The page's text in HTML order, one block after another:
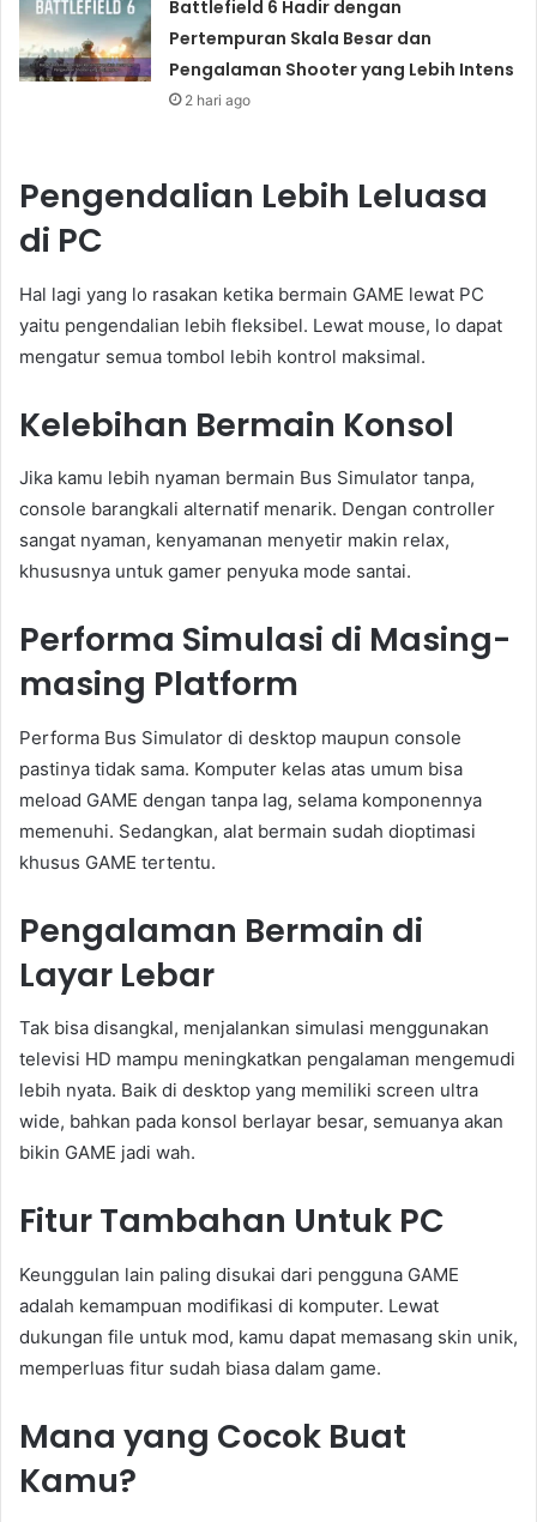
Battlefield 6 Hadir dengan
Pertempuran Skala Besar dan
Pengalaman Shooter yang Lebih Intens
2 hari ago
Pengendalian Lebih Leluasa
di PC
Hal lagi yang lo rasakan ketika bermain GAME lewat PC
yaitu pengendalian lebih fleksibel. Lewat mouse, lo dapat
mengatur semua tombol lebih kontrol maksimal.
Kelebihan Bermain Konsol
Jika kamu lebih nyaman bermain Bus Simulator tanpa,
console barangkali alternatif menarik. Dengan controller
sangat nyaman, kenyamanan menyetir makin relax,
khususnya untuk gamer penyuka mode santai.
Performa Simulasi di Masing-
masing Platform
Performa Bus Simulator di desktop maupun console
pastinya tidak sama. Komputer kelas atas umum bisa
meload GAME dengan tanpa lag, selama komponennya
memenuhi. Sedangkan, alat bermain sudah dioptimasi
khusus GAME tertentu.
Pengalaman Bermain di
Layar Lebar
Tak bisa disangkal, menjalankan simulasi menggunakan
televisi HD mampu meningkatkan pengalaman mengemudi
lebih nyata. Baik di desktop yang memiliki screen ultra
wide, bahkan pada konsol berlayar besar, semuanya akan
bikin GAME jadi wah.
Fitur Tambahan Untuk PC
Keunggulan lain paling disukai dari pengguna GAME
adalah kemampuan modifikasi di komputer. Lewat
dukungan file untuk mod, kamu dapat memasang skin unik,
memperluas fitur sudah biasa dalam game.
Mana yang Cocok Buat
Kamu?